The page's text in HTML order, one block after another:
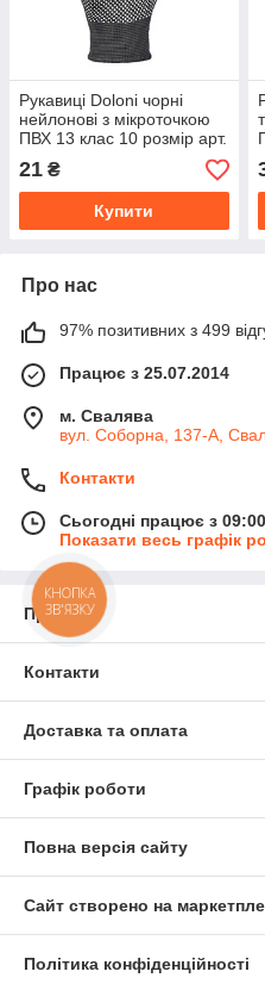
Рукавиці Doloni чорні
нейлонові з мікроточкою
ПВХ 13 клас 10 розмір арт.
4410
21 ₴
Купити
Про нас
97% позитивних з 499
Працює з 25.07.2014
м. Свалява
вул. Соборна, 137-А,
Контакти
Сьогодні працює з
Показати весь графік
Про нас
Контакти
Доставка та оплата
Графік роботи
Повна версія сайту
Сайт створено на
Політика конфіденційності
КНОПКА
ЗВ'ЯЗКУ